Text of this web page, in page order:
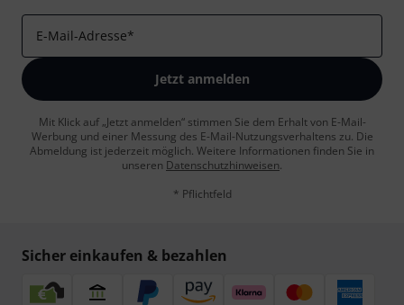
E-Mail-Adresse*
Jetzt anmelden
Mit Klick auf „Jetzt anmelden“ stimmen Sie dem Erhalt von E-Mail-
Werbung und einer Messung des E-Mail-Nutzungsverhaltens zu. Die
Abmeldung ist jederzeit möglich. Weitere Informationen finden Sie in
unseren Datenschutzhinweisen.
* Pflichtfeld
Sicher einkaufen & bezahlen